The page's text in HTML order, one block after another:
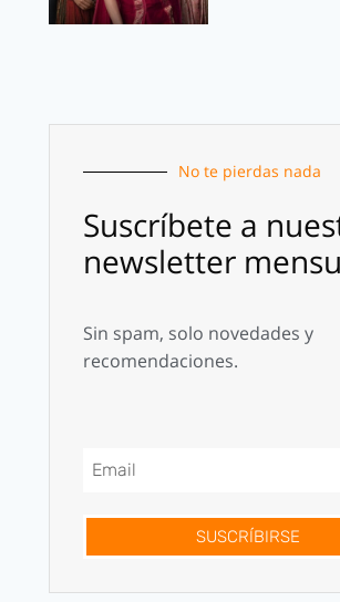
No te pierdas nada
Suscríbete a
newsletter
Sin spam, solo novedades y
recomendaciones.
SUSCRÍBIRSE